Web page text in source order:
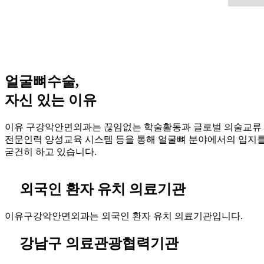
얼굴뼈수술,
자신 있는 이유
이유 구강악안면외과는 끊임없는 학술활동과 글로벌 의술교류
전문인력 양성교육 시스템 등을 통해 얼굴뼈 분야에서의 입지
굳건히 하고 있습니다.
외국인 환자 유치 의료기관
이유구강악안면외과는 외국인 환자 유치 의료기관입니다.
강남구 의료관광협력기관